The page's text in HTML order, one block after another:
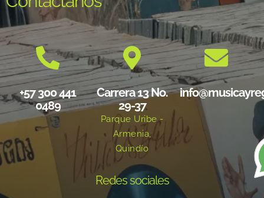
+57 300 441
0489
Carrera 13 No.
29-37
Parque Uribe -
Armenia,
Quindío
Redes sociales